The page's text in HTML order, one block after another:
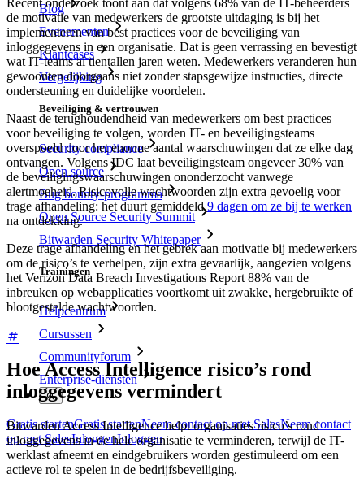
Blog
Evenementen
Klantcases
Vergelijking
Beveiliging & vertrouwen
Security compliance
Open source
Bug bounty-programma
Open Source Security Summit
Bitwarden Security Whitepaper
Trainingen
Helpcentrum
Cursussen
Communityforum
Enterprise-diensten
Gratis startenGratis startenNeem contact op met SalesNeem contact
op met SalesInloggenInloggen
Recent onderzoek toont aan dat volgens 68% van de IT-beheerders
de motivatie van medewerkers de grootste uitdaging is bij het
implementeren van best practices voor de beveiliging van
inloggegevens in een organisatie. Dat is geen verrassing en bevestigt
wat IT-teams al tientallen jaren weten. Medewerkers veranderen hun
gewoonten doorgaans niet zonder stapsgewijze instructies, directe
ondersteuning en duidelijke voordelen.
Naast de terughoudendheid van medewerkers om best practices
voor beveiliging te volgen, worden IT- en beveiligingsteams
overspoeld door het enorme aantal waarschuwingen dat ze elke dag
ontvangen. Volgens IDC laat beveiligingsteam ongeveer 30% van
de beveiligingswaarschuwingen ononderzocht vanwege
alertmoeheid. Risicovolle wachtwoorden zijn extra gevoelig voor
trage afhandeling: het duurt gemiddeld9 dagen om ze bij te werken
na ontdekking.
Deze trage afhandeling en het gebrek aan motivatie bij medewerkers
om de risico’s te verhelpen, zijn extra gevaarlijk, aangezien volgens
het Verizon Data Breach Investigations Report 88% van de
inbreuken op webapplicaties voortkomt uit zwakke, hergebruikte of
blootgestelde wachtwoorden.
Hoe Access Intelligence risico’s rond
inloggegevens vermindert
Bitwarden Access Intelligence helpt organisaties risico’s rond
inloggegevens in de hele organisatie te verminderen, terwijl de IT-
werklast afneemt en eindgebruikers worden gestimuleerd om een
actieve rol te spelen in de bedrijfsbeveiliging.